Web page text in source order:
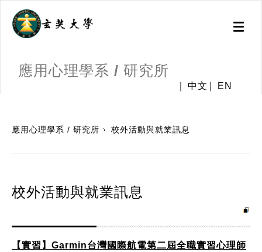
Toggle
應用心理學系 / 研究所
中文 EN
應用心理學系 / 研究所 校外活動與就業訊息
校外活動與就業訊息
【實習】Garmin台灣國際航電第二屆全職實習心理師